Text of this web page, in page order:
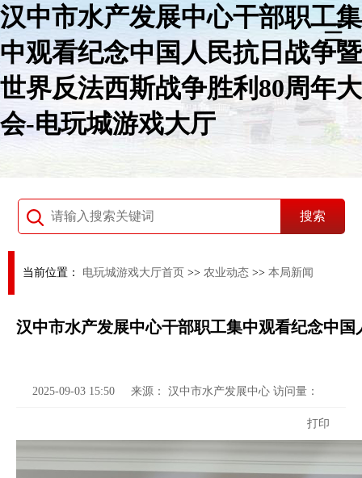
汉中市水产发展中心干部职工集
中观看纪念中国人民抗日战争暨
世界反法西斯战争胜利80周年大
会-电玩城游戏大厅
当前位置： 电玩城游戏大厅首页 >> 农业动态 >> 本局新闻
汉中市水产发展中心干部职工集中观看纪念中
2025-09-03 15:50 来源： 汉中市水产发展中心 访问量：
打印